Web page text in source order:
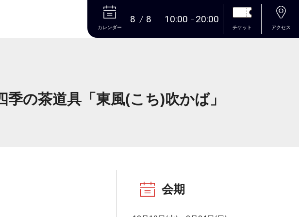
本文へ
カレンダー
8 8 10:00 20:00
チケット アクセス
季の茶道具「東風(こち)吹かば」
会期